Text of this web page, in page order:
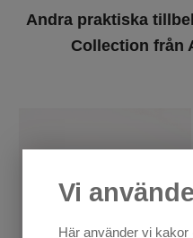
Vi
Här använder vi
Andra praktiska
Collection från